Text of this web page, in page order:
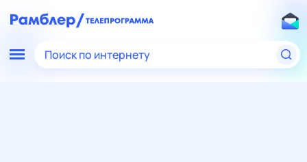
Поиск по интернету